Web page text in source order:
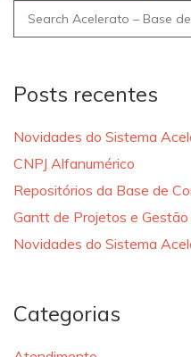
Search
for:
Posts recentes
Novidades do Sistema
CNPJ Alfanumérico
Repositórios da Base de
Gantt de Projetos e
Novidades do Sistema
Categorias